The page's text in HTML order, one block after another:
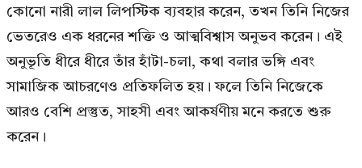
কোনো নারী লাল লিপস্টিক ব্যবহার করেন, তখন তিনি নিজের
ভেতরেও এক ধরনের শক্তি ও আত্মবিশ্বাস অনুভব করেন। এই
অনুভূতি ধীরে ধীরে তাঁর হাঁটা-চলা, কথা বলার ভঙ্গি এবং
সামাজিক আচরণেও প্রতিফলিত হয়। ফলে তিনি নিজেকে
আরও বেশি প্রস্তুত, সাহসী এবং আকর্ষণীয় মনে করতে শুরু
করেন।